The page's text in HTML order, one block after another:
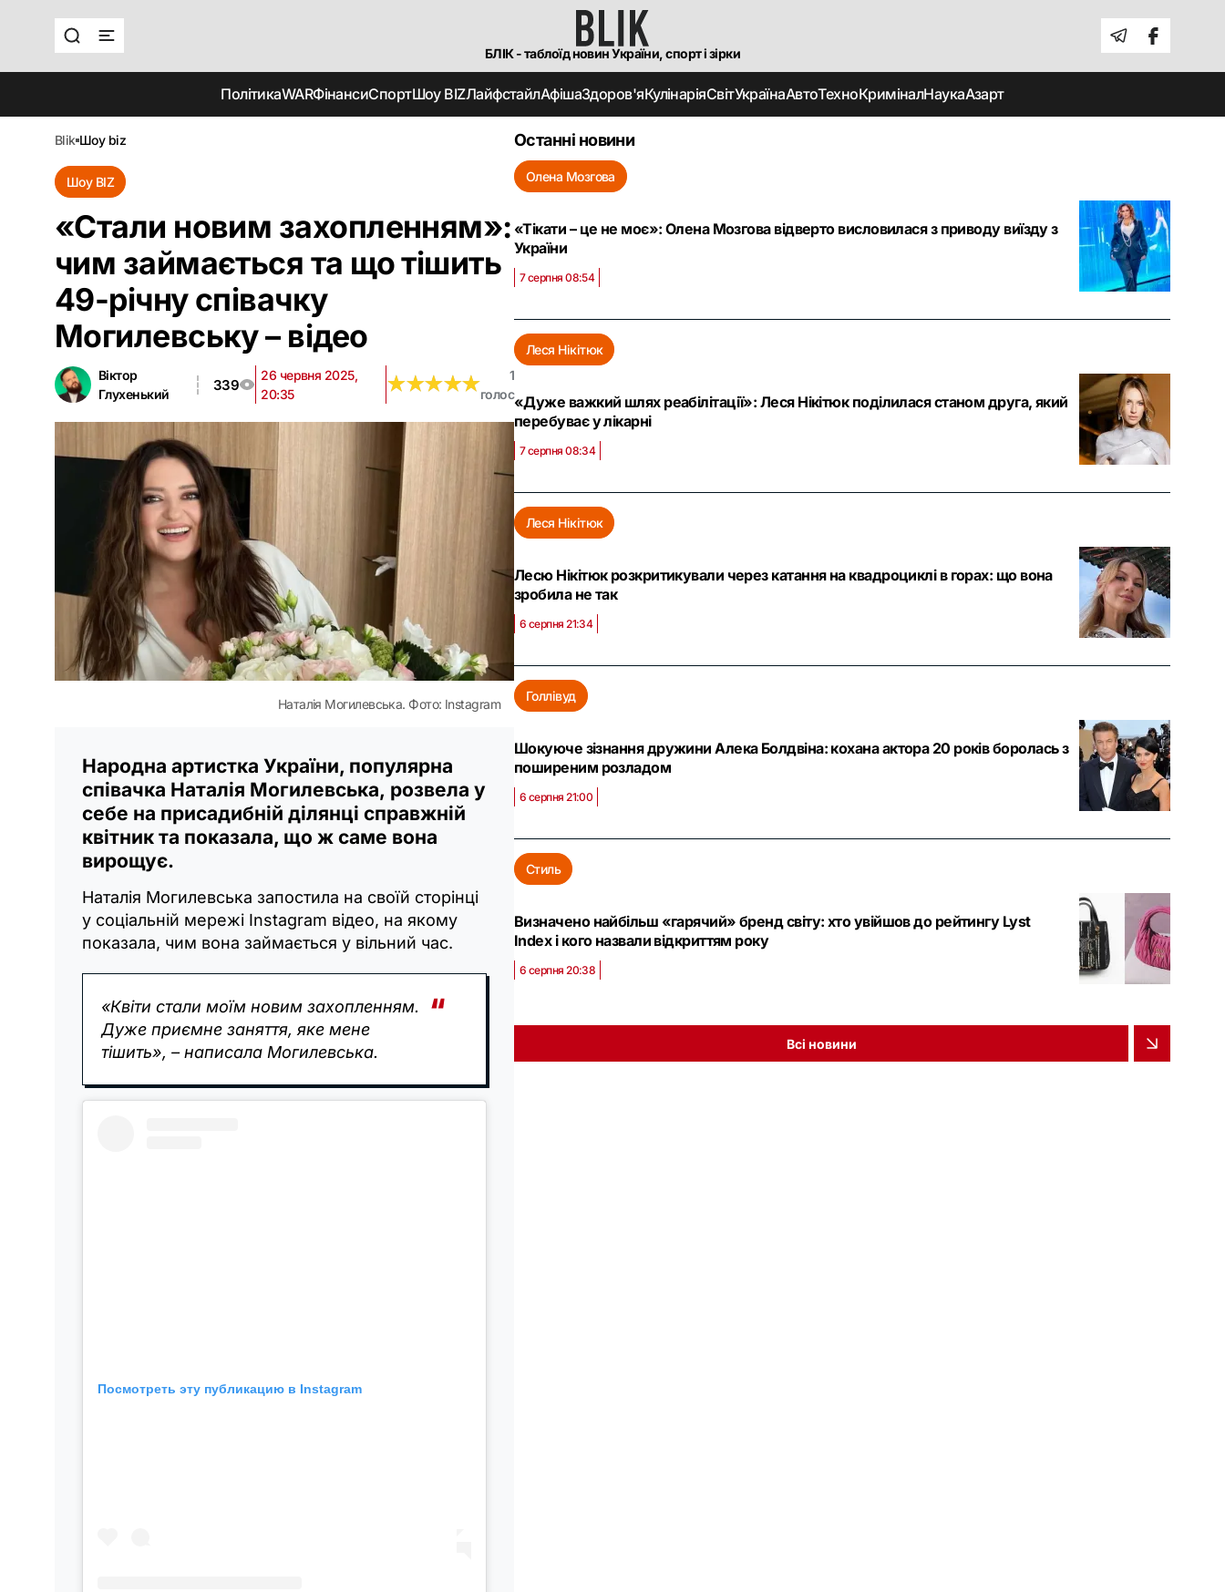
БЛІК - таблоїд новин України, спорт і зірки
ПолітикаWARФінансиСпортШоу BIZЛайфстайлАфішаЗдоров'яКулінаріяСвітУкраїнаАвтоТехноКриміналНаукаАзарт
blik шоу biz
Шоу BIZ
«Стали новим захопленням»:
чим займається та що тішить
49-річну співачку
Могилевську – відео
Віктор
Глухенький
339
26 червня 2025,
20:35
★★★★★
★★★★★
1
голос
Наталія Могилевська. Фото: Instagram
Народна артистка України, популярна
співачка Наталія Могилевська, розвела у
себе на присадибній ділянці справжній
квітник та показала, що ж саме вона
вирощує.
Наталія Могилевська запостила на своїй сторінці
у соціальній мережі Instagram відео, на якому
показала, чим вона займається у вільний час.
«Квіти стали моїм новим захопленням.
Дуже приємне заняття, яке мене
тішить», – написала Могилевська.
Посмотреть эту публикацию в Instagram
Останні новини
Олена Мозгова
«Тікати – це не моє»: Олена Мозгова відверто висловилася з приводу виїзду з
України
7 серпня 08:54
Леся Нікітюк
«Дуже важкий шлях реабілітації»: Леся Нікітюк поділилася станом друга, який
перебуває у лікарні
7 серпня 08:34
Леся Нікітюк
Лесю Нікітюк розкритикували через катання на квадроциклі в горах: що вона
зробила не так
6 серпня 21:34
Голлівуд
Шокуюче зізнання дружини Алека Болдвіна: кохана актора 20 років боролась з
поширеним розладом
6 серпня 21:00
Стиль
Визначено найбільш «гарячий» бренд світу: хто увійшов до рейтингу Lyst
Index і кого назвали відкриттям року
6 серпня 20:38
Всі новини